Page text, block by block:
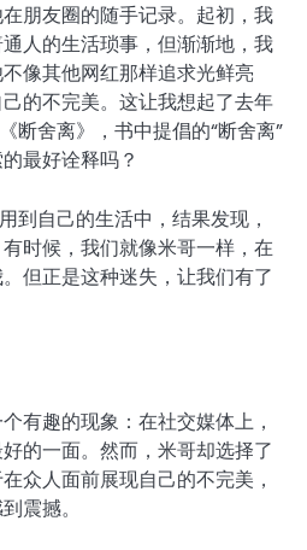
朋友圈的随手记录。起初，我
人的生活琐事，但渐渐地，我
像其他网红那样追求光鲜亮
的不完美。这让我想起了去年
舍离》，书中提倡的“断舍离”
最好诠释吗？
到自己的生活中，结果发现，
时候，我们就像米哥一样，在
但正是这种迷失，让我们有了
有趣的现象：在社交媒体上，
的一面。然而，米哥却选择了
众人面前展现自己的不完美，
震撼。